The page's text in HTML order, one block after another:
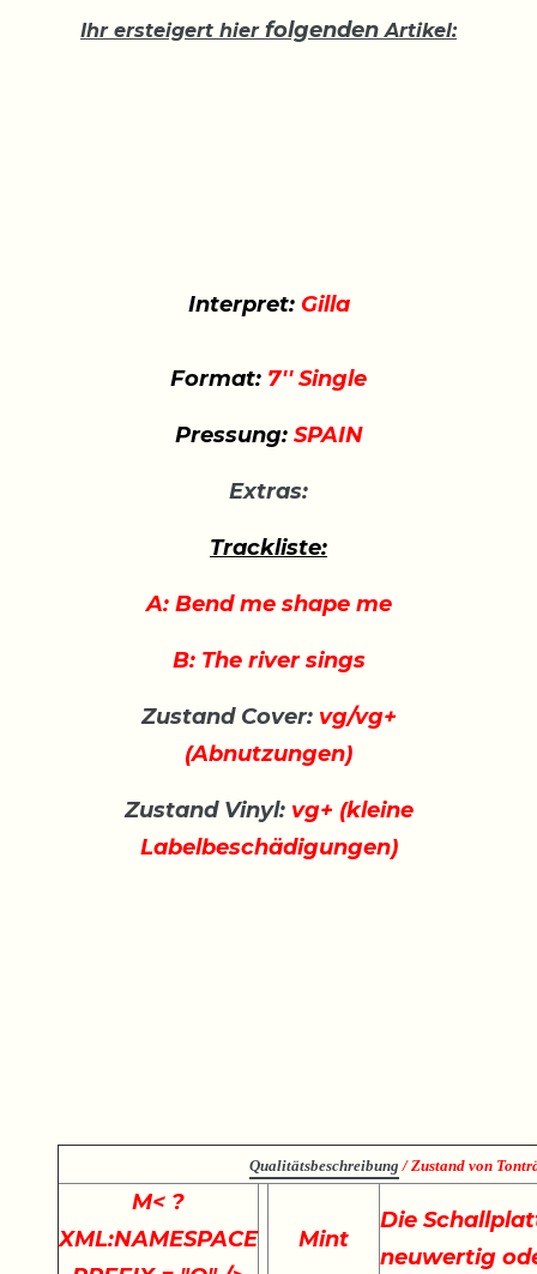
Ihr ersteigert hier folgenden Artikel:
Interpret:Gilla
Format: 7'' Single
Pressung:SPAIN
Extras:
Trackliste:
A: Bend me shape me
B: The river sings
Zustand Cover:vg/vg+
(Abnutzungen)
Zustand Vinyl:vg+ (kleine
Labelbeschädigungen)
Qualitätsbeschreibung / Zustand von
M< ?
XML:NAMESPACE
Mint
Die
neuwertig